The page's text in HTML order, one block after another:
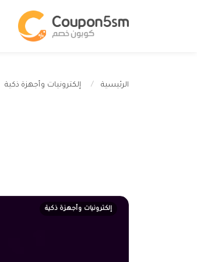
الرئيسية إلكترونيات وأجهزة ذكية
إلكترونيات وأجهزة ذكية